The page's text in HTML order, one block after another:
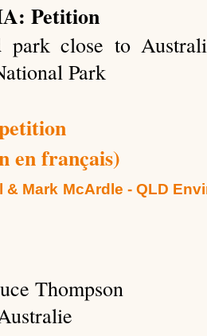
Petition
close to
Park
en français)
& Mark McArdle - QLD
Thompson